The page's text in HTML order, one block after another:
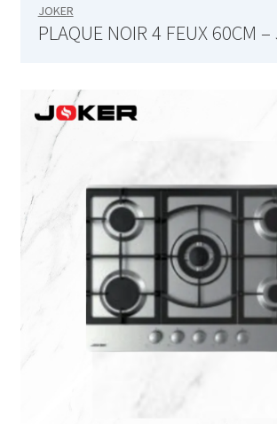
Balance de cuisine – SKS-4523
Barre à 6 crochets salle de bain – 46.06.00
Base de silicone pour repassage – 27×13 cm
Rouge
Bâtonnet nettoie fer à repasser – 6163.01
Batteur – SMX- 2733
Batteur – SMX-2742
JOKER
PLAQUE NOIR 4 FEUX 60CM